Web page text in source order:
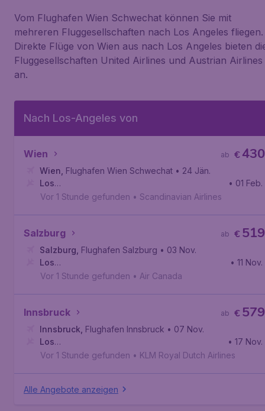
Vom Flughafen Wien Schwechat können Sie mit
mehreren Fluggesellschaften nach Los Angeles fliegen.
Direkte Flüge von Wien aus nach Los Angeles bieten
Fluggesellschaften United Airlines und Austrian Airlines
an.
Nach Los-Angeles von
Wien €430
ab
Wien Flughafen Wien Schwechat • 24 Jän.
Los
Angeles, Internationaler Flughafen Los Angeles
• 01 Feb.
Vor 1 Stunde gefunden • Scandinavian Airlines
Salzburg €519
ab
Salzburg Flughafen Salzburg • 03 Nov.
Los
Angeles, Internationaler Flughafen Los Angeles
• 11 Nov.
Vor 1 Stunde gefunden • Air Canada
Innsbruck €579
ab
Innsbruck Flughafen Innsbruck • 07 Nov.
Los
Angeles, Internationaler Flughafen Los Angeles
• 17 Nov.
Vor 1 Stunde gefunden • KLM Royal Dutch Airlines
Alle Angebote anzeigen